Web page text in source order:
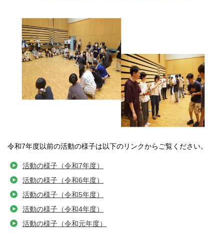
令和7年度以前の活動の様子は以下のリンクからご覧ください。
活動の様子（令和7年度）
活動の様子（令和6年度）
活動の様子（令和5年度）
活動の様子（令和4年度）
活動の様子（令和元年度）